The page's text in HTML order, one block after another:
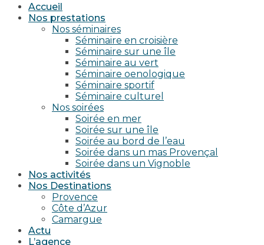
Accueil
Nos prestations
Nos séminaires
Séminaire en croisière
Séminaire sur une île
Séminaire au vert
Séminaire oenologique
Séminaire sportif
Séminaire culturel
Nos soirées
Soirée en mer
Soirée sur une île
Soirée au bord de l’eau
Soirée dans un mas Provençal
Soirée dans un Vignoble
Nos activités
Nos Destinations
Provence
Côte d’Azur
Camargue
Actu
L’agence